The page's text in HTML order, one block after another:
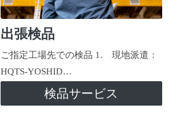
出張検品
ご指定工場先での検品 1. 現地派遣：
HQTS-YOSHID…
検品サービス